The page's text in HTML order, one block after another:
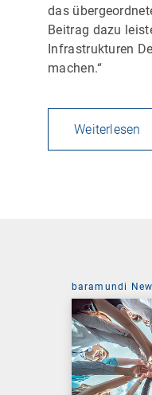
das
Beitrag dazu
Infrastrukturen
machen.“
Weiterlesen
baramundi